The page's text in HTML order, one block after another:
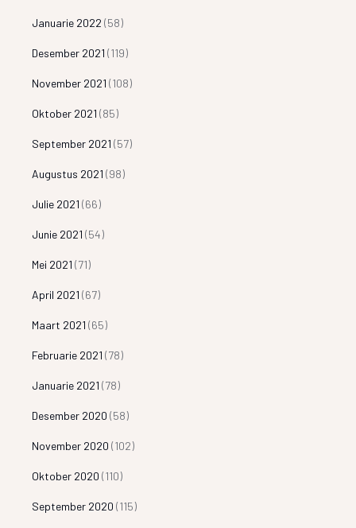
Januarie 2022 (58)
Desember 2021 (119)
November 2021 (108)
Oktober 2021 (85)
September 2021 (57)
Augustus 2021 (98)
Julie 2021 (66)
Junie 2021 (54)
Mei 2021 (71)
April 2021 (67)
Maart 2021 (65)
Februarie 2021 (78)
Januarie 2021 (78)
Desember 2020 (58)
November 2020 (102)
Oktober 2020 (110)
September 2020 (115)